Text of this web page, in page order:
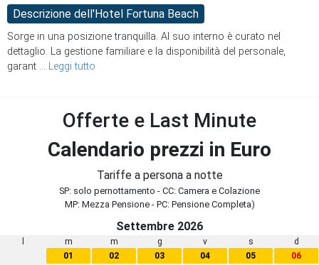
Descrizione dell'Hotel Fortuna Beach
Sorge in una posizione tranquilla. Al suo interno è curato nel
dettaglio. La gestione familiare e la disponibilità del personale,
garant ... Leggi tutto
Offerte e Last Minute
Calendario prezzi in Euro
Tariffe a persona a notte
SP: solo pernottamento - CC: Camera e Colazione
MP: Mezza Pensione - PC: Pensione Completa)
Settembre 2026
m m g v s
d
01
02 03 04 05 06